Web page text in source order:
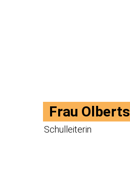
Frau Olberts
Schulleiterin